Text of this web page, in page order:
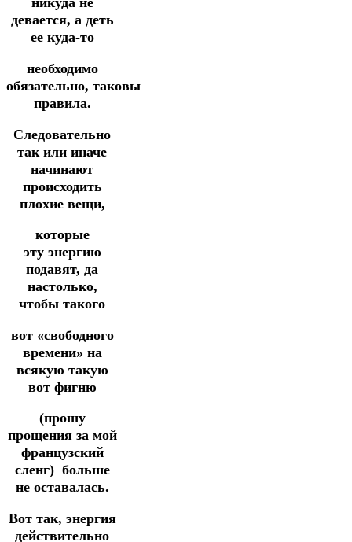
девается, а деть
ее куда-то
необходимо
обязательно, таковы
правила.
Следовательно
так или иначе
начинают
происходить
плохие вещи,
которые
эту энергию
подавят, да
настолько,
чтобы такого
вот «свободного
времени» на
всякую такую
вот фигню
(прошу
прощения за мой
французский
сленг) больше
не оставалась.
Вот так, энергия
действительно